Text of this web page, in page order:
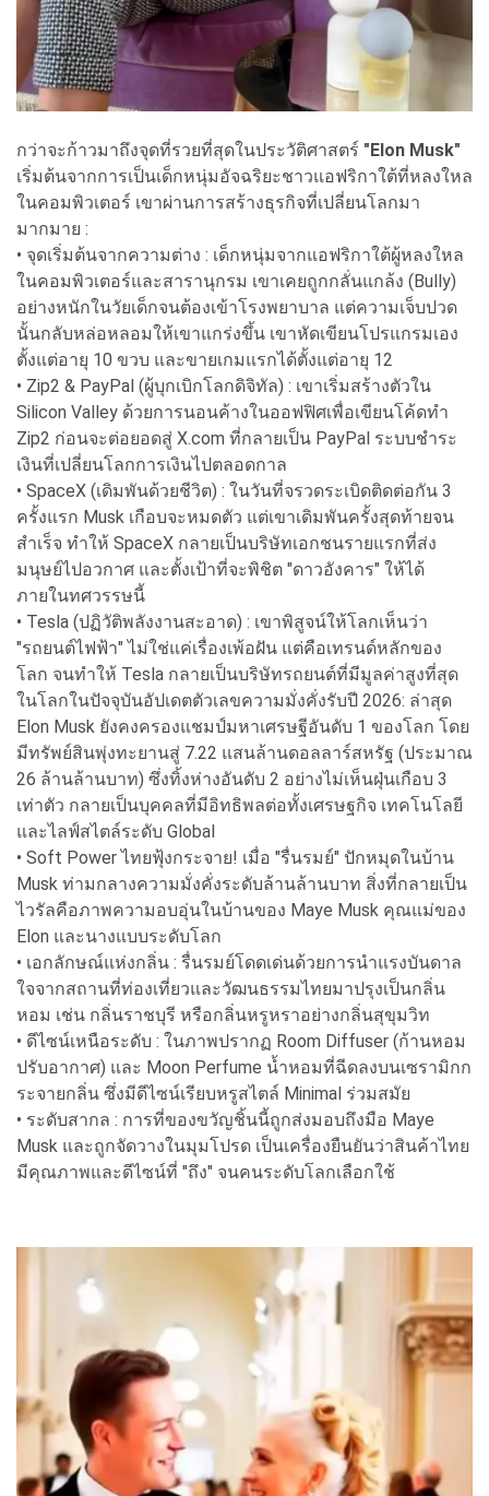
กว่าจะก้าวมาถึงจุดที่รวยที่สุดในประวัติศาสตร์ "Elon Musk"
เริ่มต้นจากการเป็นเด็กหนุ่มอัจฉริยะชาวแอฟริกาใต้ที่หลงใหล
ในคอมพิวเตอร์ เขาผ่านการสร้างธุรกิจที่เปลี่ยนโลกมา
มากมาย :
• จุดเริ่มต้นจากความต่าง : เด็กหนุ่มจากแอฟริกาใต้ผู้หลงใหล
ในคอมพิวเตอร์และสารานุกรม เขาเคยถูกกลั่นแกล้ง (Bully)
อย่างหนักในวัยเด็กจนต้องเข้าโรงพยาบาล แต่ความเจ็บปวด
นั้นกลับหล่อหลอมให้เขาแกร่งขึ้น เขาหัดเขียนโปรแกรมเอง
ตั้งแต่อายุ 10 ขวบ และขายเกมแรกได้ตั้งแต่อายุ 12
• Zip2 & PayPal (ผู้บุกเบิกโลกดิจิทัล) : เขาเริ่มสร้างตัวใน
Silicon Valley ด้วยการนอนค้างในออฟฟิศเพื่อเขียนโค้ดทำ
Zip2 ก่อนจะต่อยอดสู่ X.com ที่กลายเป็น PayPal ระบบชำระ
เงินที่เปลี่ยนโลกการเงินไปตลอดกาล
• SpaceX (เดิมพันด้วยชีวิต) : ในวันที่จรวดระเบิดติดต่อกัน 3
ครั้งแรก Musk เกือบจะหมดตัว แต่เขาเดิมพันครั้งสุดท้ายจน
สำเร็จ ทำให้ SpaceX กลายเป็นบริษัทเอกชนรายแรกที่ส่ง
มนุษย์ไปอวกาศ และตั้งเป้าที่จะพิชิต "ดาวอังคาร" ให้ได้
ภายในทศวรรษนี้
• Tesla (ปฏิวัติพลังงานสะอาด) : เขาพิสูจน์ให้โลกเห็นว่า
"รถยนต์ไฟฟ้า" ไม่ใช่แค่เรื่องเพ้อฝัน แต่คือเทรนด์หลักของ
โลก จนทำให้ Tesla กลายเป็นบริษัทรถยนต์ที่มีมูลค่าสูงที่สุด
ในโลกในปัจจุบันอัปเดตตัวเลขความมั่งคั่งรับปี 2026: ล่าสุด
Elon Musk ยังคงครองแชมป์มหาเศรษฐีอันดับ 1 ของโลก โดย
มีทรัพย์สินพุ่งทะยานสู่ 7.22 แสนล้านดอลลาร์สหรัฐ (ประมาณ
26 ล้านล้านบาท) ซึ่งทิ้งห่างอันดับ 2 อย่างไม่เห็นฝุ่นเกือบ 3
เท่าตัว กลายเป็นบุคคลที่มีอิทธิพลต่อทั้งเศรษฐกิจ เทคโนโลยี
และไลฟ์สไตล์ระดับ Global
• Soft Power ไทยฟุ้งกระจาย! เมื่อ "รื่นรมย์" ปักหมุดในบ้าน
Musk ท่ามกลางความมั่งคั่งระดับล้านล้านบาท สิ่งที่กลายเป็น
ไวรัลคือภาพความอบอุ่นในบ้านของ Maye Musk คุณแม่ของ
Elon และนางแบบระดับโลก
• เอกลักษณ์แห่งกลิ่น : รื่นรมย์โดดเด่นด้วยการนำแรงบันดาล
ใจจากสถานที่ท่องเที่ยวและวัฒนธรรมไทยมาปรุงเป็นกลิ่น
หอม เช่น กลิ่นราชบุรี หรือกลิ่นหรูหราอย่างกลิ่นสุขุมวิท
• ดีไซน์เหนือระดับ : ในภาพปรากฏ Room Diffuser (ก้านหอม
ปรับอากาศ) และ Moon Perfume น้ำหอมที่ฉีดลงบนเซรามิกก
ระจายกลิ่น ซึ่งมีดีไซน์เรียบหรูสไตล์ Minimal ร่วมสมัย
• ระดับสากล : การที่ของขวัญชิ้นนี้ถูกส่งมอบถึงมือ Maye
Musk และถูกจัดวางในมุมโปรด เป็นเครื่องยืนยันว่าสินค้าไทย
มีคุณภาพและดีไซน์ที่ "ถึง" จนคนระดับโลกเลือกใช้